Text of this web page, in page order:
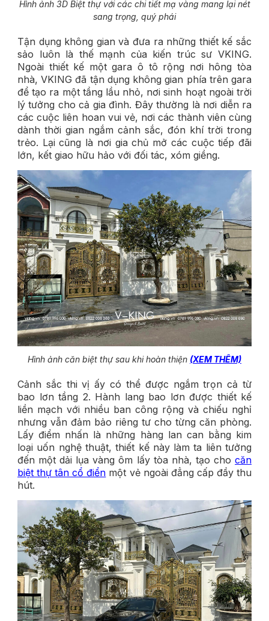
Hình ảnh 3D Biệt thự với các chi tiết mạ vàng mang lại nét
sang trọng, quý phái
Tận dụng không gian và đưa ra những thiết kế sắc
sảo luôn là thế mạnh của kiến trúc sư VKING.
Ngoài thiết kế một gara ô tô rộng nơi hông tòa
nhà, VKING đã tận dụng không gian phía trên gara
để tạo ra một tầng lầu nhỏ, nơi sinh hoạt ngoài trời
lý tưởng cho cả gia đình. Đây thường là nơi diễn ra
các cuộc liên hoan vui vẻ, nơi các thành viên cùng
dành thời gian ngắm cảnh sắc, đón khí trời trong
trẻo. Lại cũng là nơi gia chủ mở các cuộc tiếp đãi
lớn, kết giao hữu hảo với đối tác, xóm giềng.
Hình ảnh căn biệt thự sau khi hoàn thiện (XEM THÊM)
Cảnh sắc thi vị ấy có thể được ngắm trọn cả từ
bao lơn tầng 2. Hành lang bao lơn được thiết kế
liền mạch với nhiều ban công rộng và chiếu nghỉ
nhưng vẫn đảm bảo riêng tư cho từng căn phòng.
Lấy điểm nhấn là những hàng lan can bằng kim
loại uốn nghệ thuật, thiết kế này làm ta liên tưởng
đến một dải lụa vàng ôm lấy tòa nhà, tạo cho căn
biệt thự tân cổ điển một vẻ ngoài đẳng cấp đầy thu
hút.